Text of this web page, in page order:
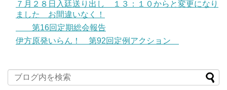
７月２８日入廷送り出し １３：１０からと変更になり
ました お間違いなく！
第16回定期総会報告
伊方原発いらん！ 第92回定例アクション